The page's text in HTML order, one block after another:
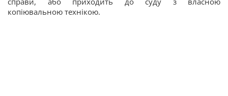
копіювальною технікою.